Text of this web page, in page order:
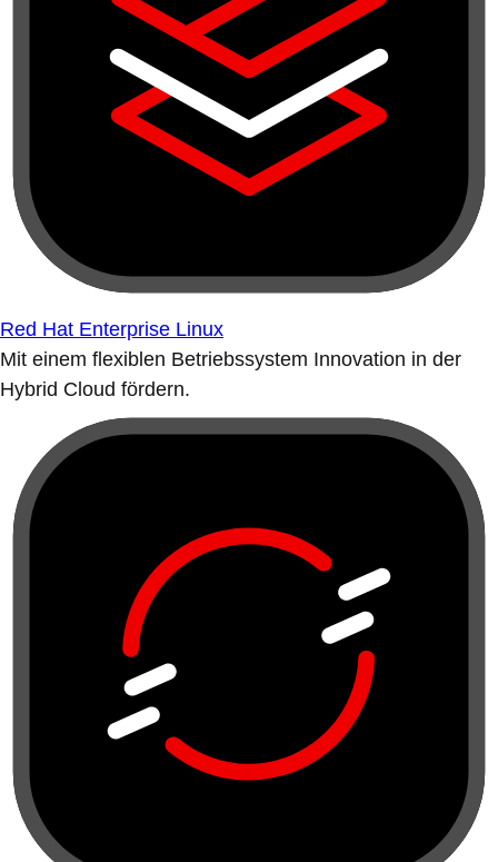
Red Hat Enterprise Linux
Mit einem flexiblen Betriebssystem Innovation in der
Hybrid Cloud fördern.